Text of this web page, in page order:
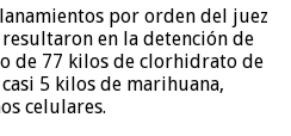
por orden del juez
en la detención de
de 77 kilos de clorhidrato de
5 kilos de marihuana,
celulares.